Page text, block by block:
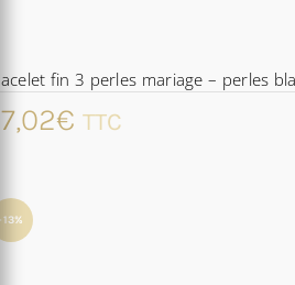
fin 3 perles mariage – perles
€ TTC